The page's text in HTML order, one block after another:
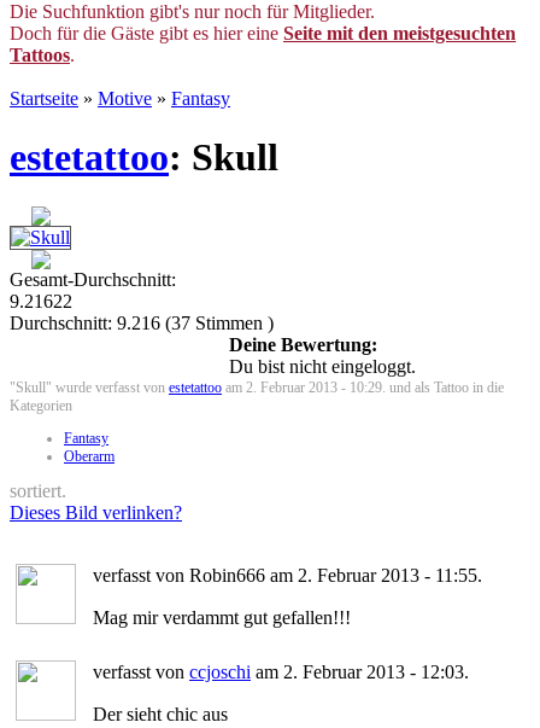
Die Suchfunktion gibt's nur noch für Mitglieder.
Doch für die Gäste gibt es hier eine Seite mit den meistgesuchten
Tattoos.
Startseite » Motive » Fantasy
estetattoo: Skull
Gesamt-Durchschnitt:
9.21622
Durchschnitt: 9.216 (37 Stimmen )
Deine Bewertung:
Du bist nicht eingeloggt.
"Skull" wurde verfasst von estetattoo am 2. Februar 2013 - 10:29. und als Tattoo in die
Kategorien
Fantasy
Oberarm
sortiert.
Dieses Bild verlinken?
verfasst von Robin666 am 2. Februar 2013 - 11:55.
Mag mir verdammt gut gefallen!!!
verfasst von ccjoschi am 2. Februar 2013 - 12:03.
Der sieht chic aus